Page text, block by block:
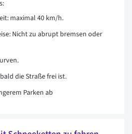
maximal 40 km/h.
Nicht zu abrupt bremsen oder
die Straße frei ist.
Parken ab